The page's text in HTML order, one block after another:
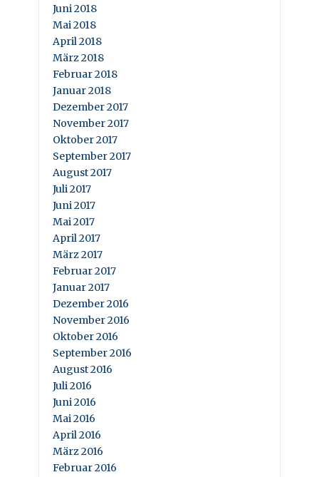
Juni 2018
Mai 2018
April 2018
März 2018
Februar 2018
Januar 2018
Dezember 2017
November 2017
Oktober 2017
September 2017
August 2017
Juli 2017
Juni 2017
Mai 2017
April 2017
März 2017
Februar 2017
Januar 2017
Dezember 2016
November 2016
Oktober 2016
September 2016
August 2016
Juli 2016
Juni 2016
Mai 2016
April 2016
März 2016
Februar 2016